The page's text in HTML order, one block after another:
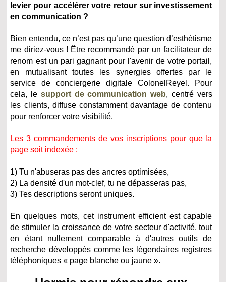
levier pour accélérer votre retour sur investissement
en communication ?
Bien entendu, ce n’est pas qu’une question d’esthétisme
me diriez-vous ! Être recommandé par un facilitateur de
renom est un pari gagnant pour l'avenir de votre portail,
en mutualisant toutes les synergies offertes par le
service de conciergerie digitale ColonelReyel. Pour
cela, le support de communication web, centré vers
les clients, diffuse constamment davantage de contenu
pour renforcer votre visibilité.
Les 3 commandements de vos inscriptions pour que la
page soit indexée :
1) Tu n'abuseras pas des ancres optimisées,
2) La densité d'un mot-clef, tu ne dépasseras pas,
3) Tes descriptions seront uniques.
En quelques mots, cet instrument efficient est capable
de stimuler la croissance de votre secteur d'activité, tout
en étant nullement comparable à d'autres outils de
recherche développés comme les légendaires registres
téléphoniques « page blanche ou jaune ».